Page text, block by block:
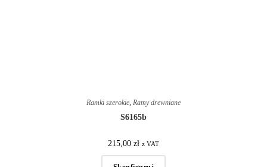
Ramki szerokie, Ramy drewniane
S6165b
215,00 zł z VAT